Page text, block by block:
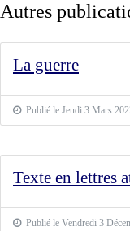
Autres
La guerre
Publié le Jeudi 3 Mars
Texte en lettres
Publié le Vendredi 3